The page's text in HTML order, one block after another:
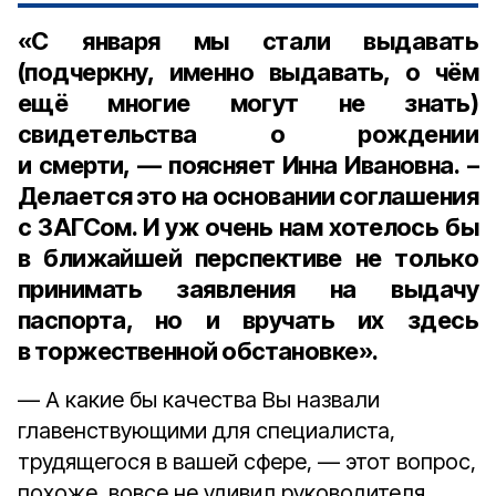
«С января мы стали выдавать
(подчеркну, именно выдавать, о чём
ещё многие могут не знать)
свидетельства о рождении
и смерти, — поясняет Инна Ивановна. –
Делается это на основании соглашения
с ЗАГСом. И уж очень нам хотелось бы
в ближайшей перспективе не только
принимать заявления на выдачу
паспорта, но и вручать их здесь
в торжественной обстановке».
— А какие бы качества Вы назвали
главенствующими для специалиста,
трудящегося в вашей сфере, — этот вопрос,